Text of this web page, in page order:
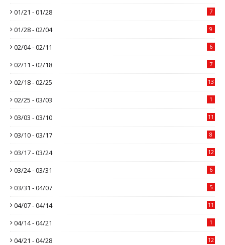
01/21 - 01/28 7
01/28 - 02/04 9
02/04 - 02/11 6
02/11 - 02/18 7
02/18 - 02/25 13
02/25 - 03/03 1
03/03 - 03/10 11
03/10 - 03/17 8
03/17 - 03/24 12
03/24 - 03/31 6
03/31 - 04/07 5
04/07 - 04/14 11
04/14 - 04/21 1
04/21 - 04/28 12